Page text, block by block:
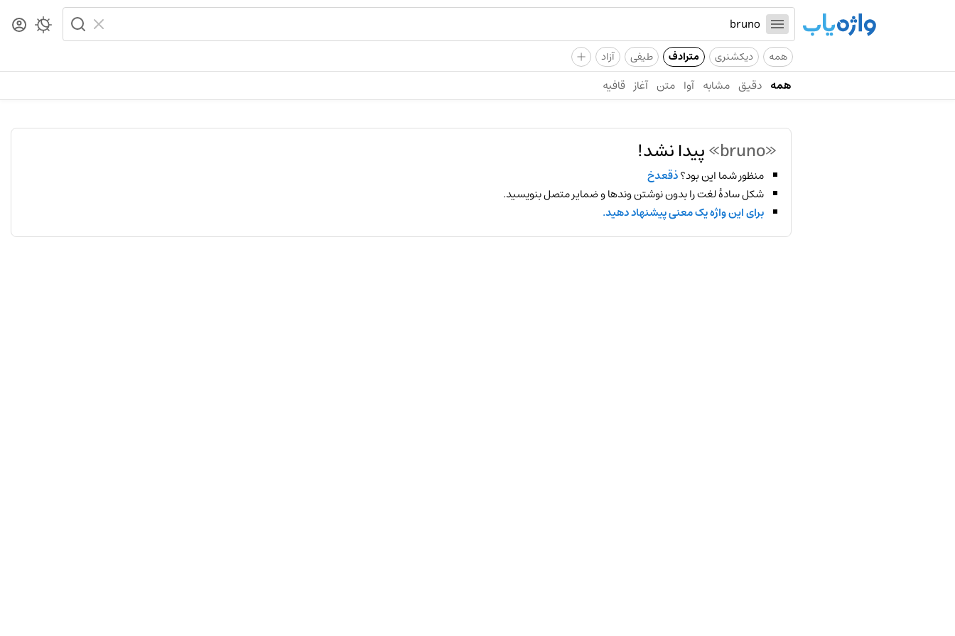
همه دیکشنری مترادف طیفی آزاد +
همه دقیق مشابه آوا متن آغاز قافیه
«bruno» پیدا نشد!
منظور شما این بود؟ذقعدخ
شکل سادهٔ لغت را بدون نوشتن وندها و ضمایر متصل بنویسید.
برای این واژه یک معنی پیشنهاد دهید.